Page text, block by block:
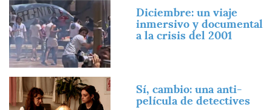
Imagen
Diciembre: un viaje
inmersivo y documental
a la crisis del 2001
Imagen
Sí, cambio: una anti-
película de detectives